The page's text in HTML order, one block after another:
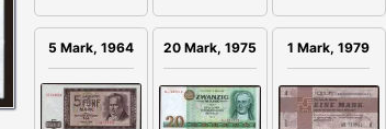
5 Mark, 1964 20 Mark, 1975 1 Mark, 1979